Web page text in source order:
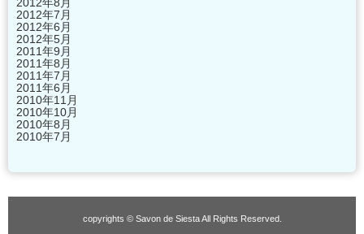
2012年7月
2012年6月
2012年5月
2011年9月
2011年8月
2011年7月
2011年6月
2010年11月
2010年10月
2010年8月
2010年7月
copyrights © Savon de Siesta All Rights Reserved.